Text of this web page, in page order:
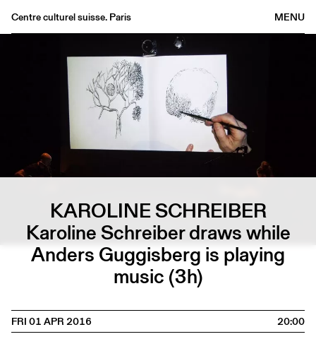
MENU
Centre culturel suisse. Paris
Publications
About
KAROLINE SCHREIBER
Karoline Schreiber draws while
Anders Guggisberg is playing
music (3h)
FRI 01 APR 2016 20:00